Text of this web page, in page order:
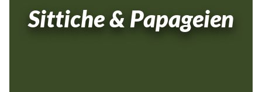
Sittiche & Papageien